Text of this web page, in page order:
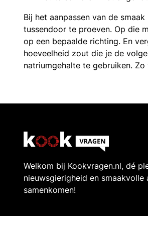
Bij het aanpassen van de
tussendoor te proeven. Op die
op een bepaalde richting. En
hoeveelheid zout die je de
natriumgehalte te gebruiken.
Welkom bij Kookvragen.nl, dé
nieuwsgierigheid en smaakvolle
samenkomen!